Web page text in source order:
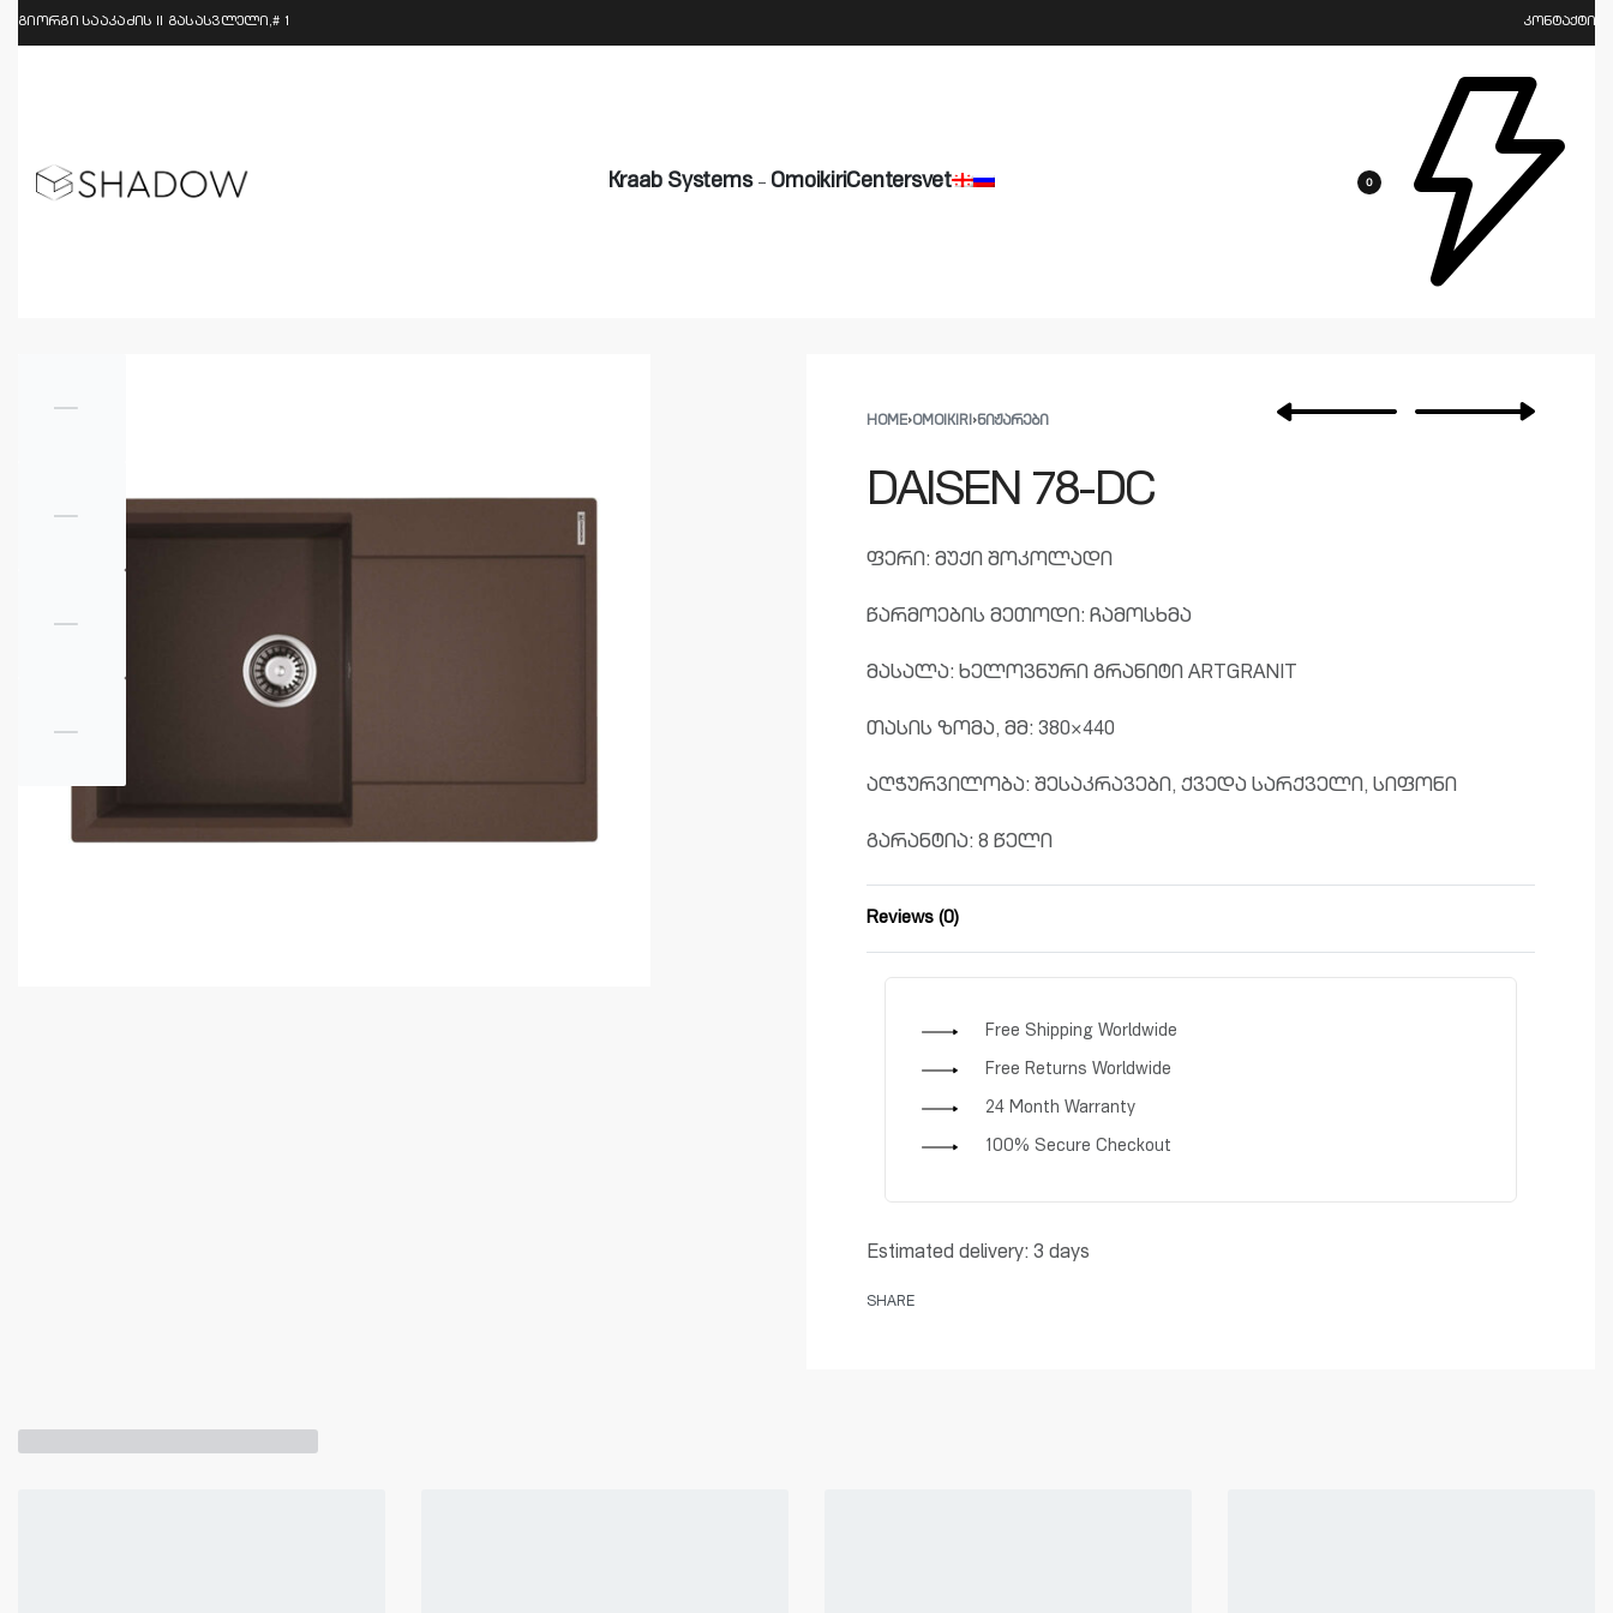
გიორგი სააკაძის II გასასვლელი,# 1 კონტაქტი
Kraab Systems OmoikiriCentersvet 0
HOME›OMOIKIRI ›ᲜᲘᲟᲐᲠᲔᲑᲘ
DAISEN 78-DC
ფერი: მუქი შოკოლადი
წარმოების მეთოდი: ჩამოსხმა
მასალა: ხელოვნური გრანიტი ARTGRANIT
თასის ზომა, მმ: 380×440
აღჭურვილობა: შესაკრავები, ქვედა სარქველი, სიფონი
გარანტია: 8 წელი
Reviews (0)
Free Shipping Worldwide
Free Returns Worldwide
24 Month Warranty
100% Secure Checkout
Estimated delivery: 3 days
SHARE